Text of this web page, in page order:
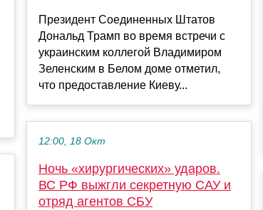
Президент Соединенных Штатов
Дональд Трамп во время встречи с
украинским коллегой Владимиром
Зеленским в Белом доме отметил,
что предоставление Киеву...
12:00, 18 Окт
Ночь «хирургических» ударов.
ВС РФ выжгли секретную САУ и
отряд агентов СБУ